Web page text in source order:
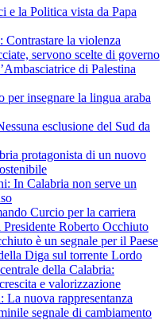
e la Politica vista da Papa
la violenza
servono scelte di governo
di Palestina
insegnare la lingua araba
esclusione del Sud da
protagonista di un nuovo
In Calabria non serve un
Curcio per la carriera
Roberto Occhiuto
è un segnale per il Paese
Diga sul torrente Lordo
della Calabria:
e valorizzazione
nuova rappresentanza
segnale di cambiamento